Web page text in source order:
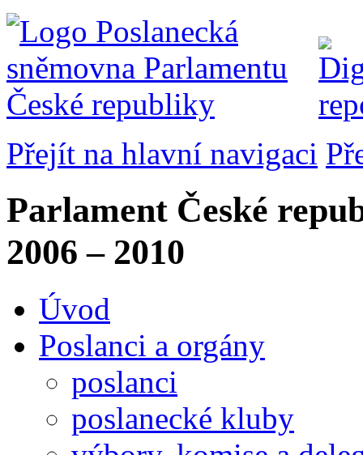
Přejít na hlavní navigaci
Parlament České
2006 – 2010
Úvod
Poslanci a orgány
poslanci
poslanecké kluby